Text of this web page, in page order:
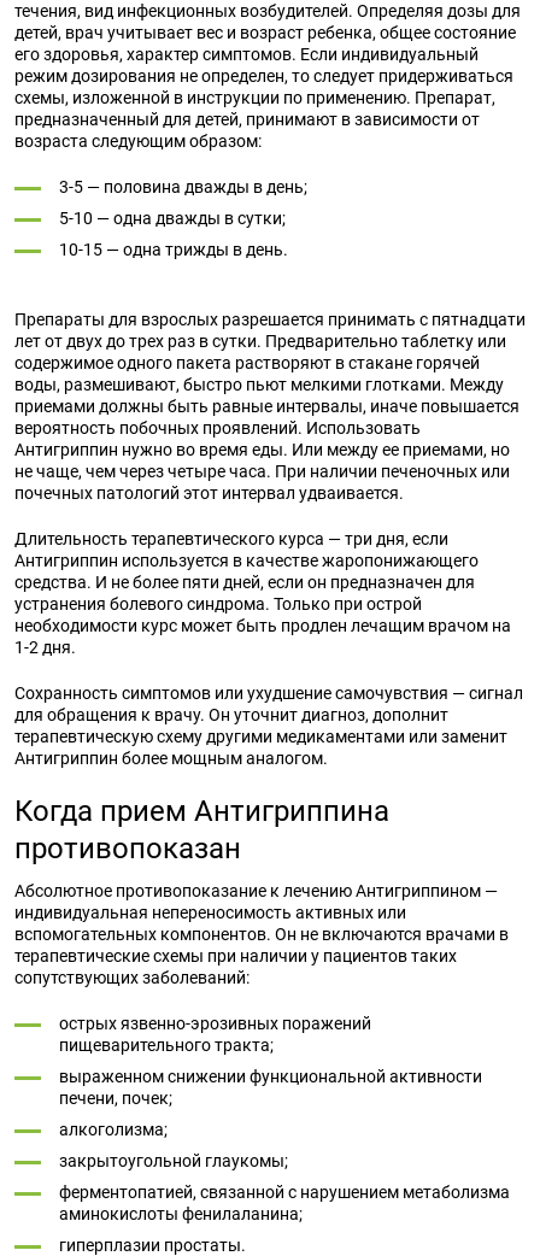
течения, вид инфекционных возбудителей. Определяя дозы для
детей, врач учитывает вес и возраст ребенка, общее состояние
его здоровья, характер симптомов. Если индивидуальный
режим дозирования не определен, то следует придерживаться
схемы, изложенной в инструкции по применению. Препарат,
предназначенный для детей, принимают в зависимости от
возраста следующим образом:
3-5 — половина дважды в день;
5-10 — одна дважды в сутки;
10-15 — одна трижды в день.
Препараты для взрослых разрешается принимать с пятнадцати
лет от двух до трех раз в сутки. Предварительно таблетку или
содержимое одного пакета растворяют в стакане горячей
воды, размешивают, быстро пьют мелкими глотками. Между
приемами должны быть равные интервалы, иначе повышается
вероятность побочных проявлений. Использовать
Антигриппин нужно во время еды. Или между ее приемами, но
не чаще, чем через четыре часа. При наличии печеночных или
почечных патологий этот интервал удваивается.
Длительность терапевтического курса — три дня, если
Антигриппин используется в качестве жаропонижающего
средства. И не более пяти дней, если он предназначен для
устранения болевого синдрома. Только при острой
необходимости курс может быть продлен лечащим врачом на
1-2 дня.
Сохранность симптомов или ухудшение самочувствия — сигнал
для обращения к врачу. Он уточнит диагноз, дополнит
терапевтическую схему другими медикаментами или заменит
Антигриппин более мощным аналогом.
Когда прием Антигриппина
противопоказан
Абсолютное противопоказание к лечению Антигриппином —
индивидуальная непереносимость активных или
вспомогательных компонентов. Он не включаются врачами в
терапевтические схемы при наличии у пациентов таких
сопутствующих заболеваний:
острых язвенно-эрозивных поражений
пищеварительного тракта;
выраженном снижении функциональной активности
печени, почек;
алкоголизма;
закрытоугольной глаукомы;
ферментопатией, связанной с нарушением метаболизма
аминокислоты фенилаланина;
гиперплазии простаты.